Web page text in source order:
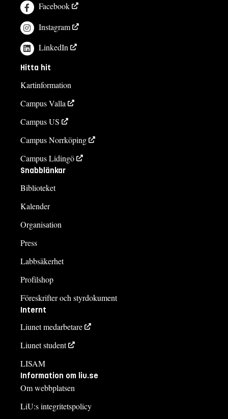
Facebook
Instagram
LinkedIn
Hitta hit
Kartinformation
Campus Valla
Campus US
Campus Norrköping
Campus Lidingö
Snabblänkar
Biblioteket
Kalender
Organisation
Press
Labbsäkerhet
Profilshop
Föreskrifter och styrdokument
Internt
Liunet medarbetare
Liunet student
LISAM
Information om liu.se
Om webbplatsen
LiU:s integritetspolicy